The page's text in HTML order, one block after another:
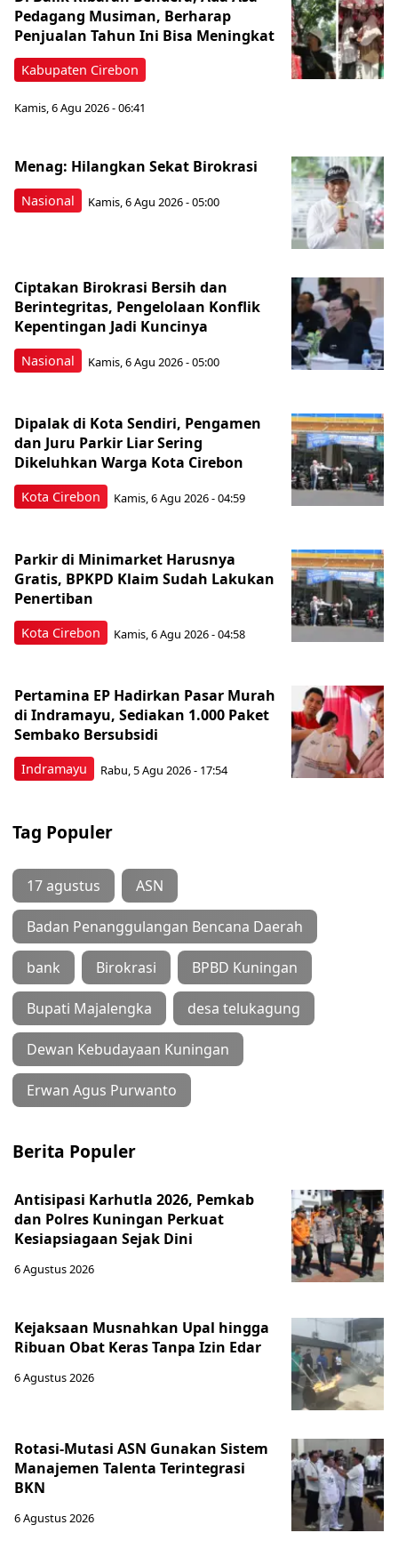
Kabupaten Cirebon
Pedagang Musiman, Berharap
Penjualan Tahun Ini Bisa Meningkat
Kamis, 6 Agu 2026 - 06:41
Nasional
Menag: Hilangkan Sekat Birokrasi
Kamis, 6 Agu 2026 - 05:00
Nasional
Ciptakan Birokrasi Bersih dan
Berintegritas, Pengelolaan Konflik
Kepentingan Jadi Kuncinya
Kamis, 6 Agu 2026 - 05:00
Kota Cirebon
Dipalak di Kota Sendiri, Pengamen
dan Juru Parkir Liar Sering
Dikeluhkan Warga Kota Cirebon
Kamis, 6 Agu 2026 - 04:59
Kota Cirebon
Parkir di Minimarket Harusnya
Gratis, BPKPD Klaim Sudah Lakukan
Penertiban
Kamis, 6 Agu 2026 - 04:58
Indramayu
Pertamina EP Hadirkan Pasar Murah
di Indramayu, Sediakan 1.000 Paket
Sembako Bersubsidi
Rabu, 5 Agu 2026 - 17:54
Tag Populer
17 agustus ASN
Badan Penanggulangan Bencana Daerah
bank Birokrasi BPBD Kuningan
Bupati Majalengka desa telukagung
Dewan Kebudayaan Kuningan
Erwan Agus Purwanto
Berita Populer
Antisipasi Karhutla 2026, Pemkab
dan Polres Kuningan Perkuat
Kesiapsiagaan Sejak Dini
6 Agustus 2026
Kejaksaan Musnahkan Upal hingga
Ribuan Obat Keras Tanpa Izin Edar
6 Agustus 2026
Rotasi-Mutasi ASN Gunakan Sistem
Manajemen Talenta Terintegrasi
BKN
6 Agustus 2026